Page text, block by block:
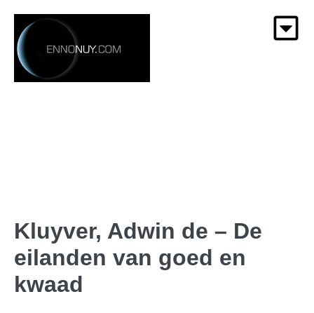
Kluyver, Adwin de – De
eilanden van goed en
kwaad